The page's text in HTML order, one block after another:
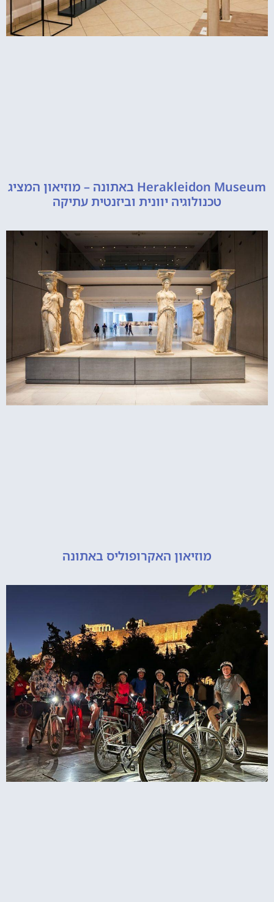
Herakleidon Museum באתונה – מוזיאון המציג
טכנולוגיה יוונית וביזנטית עתיקה
מוזיאון האקרופוליס באתונה